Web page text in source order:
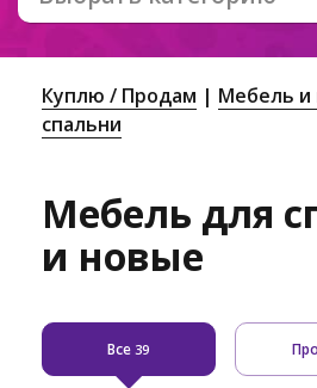
Куплю / Продам
Мебель и
спальни
Мебель для
и новые
Все39